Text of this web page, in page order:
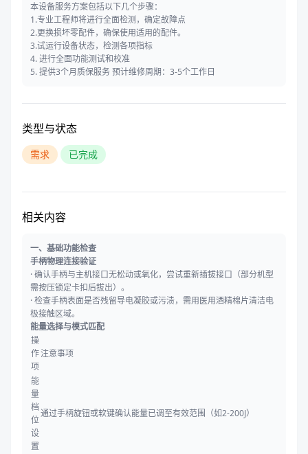
本设备服务方案包括以下几个步骤：
1.专业工程师将进行全面检测，确定故障点
2.更换损坏零配件，确保使用适用的配件。
3.试运行设备状态，检测各项指标
4. 进行全面功能测试和校准
5. 提供3个月质保服务 预计维修周期：3-5个工作日
类型与状态
需求 已完成
相关内容
一、基础功能检查
手柄物理连接验证
·确认手柄与主机接口无松动或氧化，尝试重新插拔接口（部分机型
需按压锁定卡扣后拔出）。
·检查手柄表面是否残留导电凝胶或污渍，需用医用酒精棉片清洁电
极接触区域。
能量选择与模式匹配
操
作
项
注意事项
能
量
档
位
设
置
通过手柄旋钮或软键确认能量已调至有效范围（如2-200J）